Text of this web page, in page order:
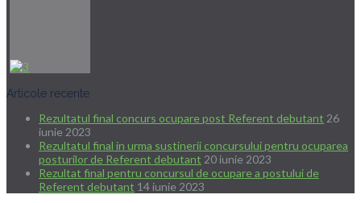
Articole recente
Rezultatul final concurs ocupare post Referent debutant 26
iunie 2023
Rezultatul final in urma sustinerii concursului pentru ocuparea
posturilor de Referent debutant 20 iunie 2023
Rezultat final pentru concursul de ocupare a postului de
Referent debutant 14 iunie 2023